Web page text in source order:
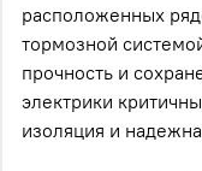
расположенных
тормозной
прочность и
электрики
изоляция и